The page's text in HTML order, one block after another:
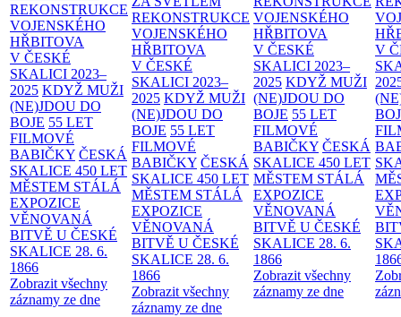
REKONSTRUKCE
VOJENSKÉHO
HŘBITOVA
V ČESKÉ
SKALICI 2023–
2025 KDYŽ MUŽI
(NE)JDOU DO
BOJE 55 LET
FILMOVÉ
BABIČKY ČESKÁ
SKALICE 450 LET
MĚSTEM STÁLÁ
EXPOZICE
VĚNOVANÁ
BITVĚ U ČESKÉ
SKALICE 28. 6.
1866
Zobrazit všechny
záznamy ze dne
REKONSTRUKCE
VOJENSKÉHO
HŘBITOVA
V ČESKÉ
SKALICI 2023–
2025 KDYŽ MUŽI
(NE)JDOU DO
BOJE 55 LET
FILMOVÉ
BABIČKY ČESKÁ
SKALICE 450 LET
MĚSTEM STÁLÁ
EXPOZICE
VĚNOVANÁ
BITVĚ U ČESKÉ
SKALICE 28. 6.
1866
Zobrazit všechny
záznamy ze dne
VOJENSKÉHO
HŘBITOVA
V ČESKÉ
SKALICI 2023–
2025 KDYŽ MUŽI
(NE)JDOU DO
BOJE 55 LET
FILMOVÉ
BABIČKY ČESKÁ
SKALICE 450 LET
MĚSTEM STÁLÁ
EXPOZICE
VĚNOVANÁ
BITVĚ U ČESKÉ
SKALICE 28. 6.
1866
Zobrazit všechny
záznamy ze dne
V